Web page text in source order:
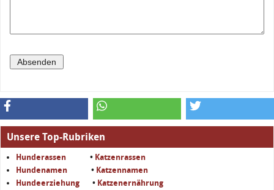
Unsere Top-Rubriken
Hunderassen • Katzenrassen
Hundenamen
• Katzennamen
Hundeerziehung • Katzenernährung